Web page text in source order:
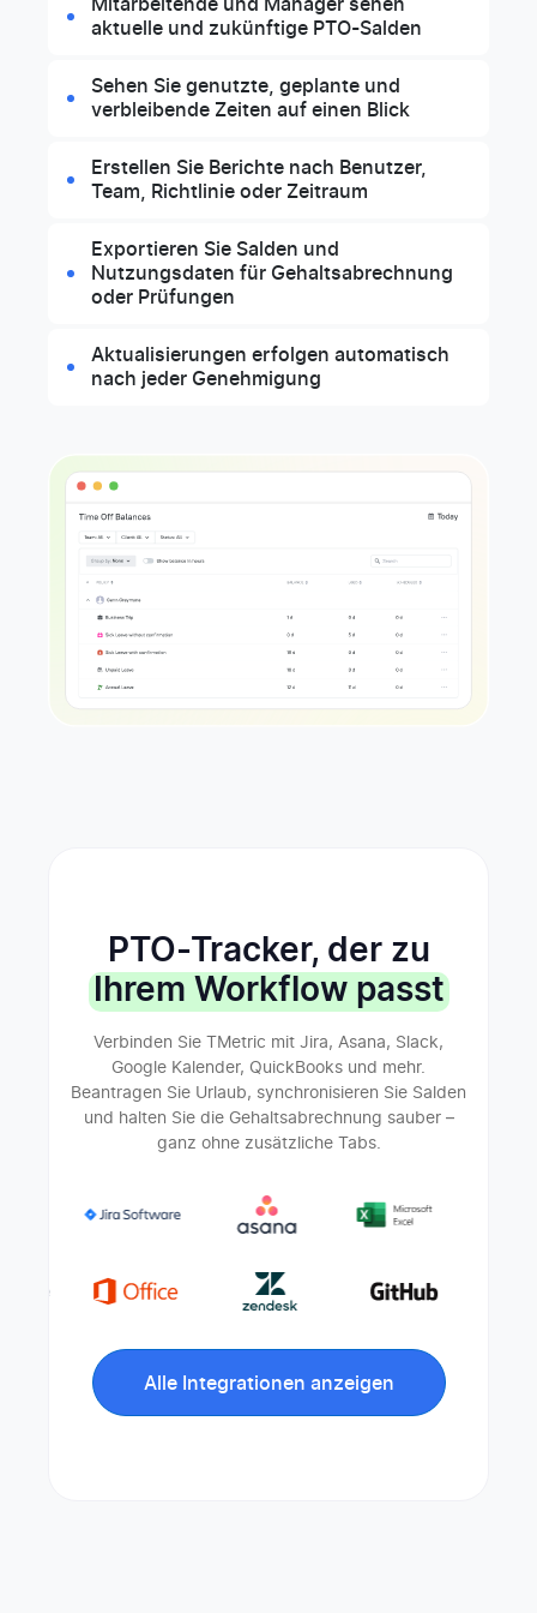
Mitarbeitende und Manager sehen
aktuelle und zukünftige PTO-Salden
Sehen Sie genutzte, geplante und
verbleibende Zeiten auf einen Blick
Erstellen Sie Berichte nach Benutzer,
Team, Richtlinie oder Zeitraum
Exportieren Sie Salden und
Nutzungsdaten für Gehaltsabrechnung
oder Prüfungen
Aktualisierungen erfolgen automatisch
nach jeder Genehmigung
PTO-Tracker, der zu
Ihrem Workflow passt
Verbinden Sie TMetric mit Jira, Asana, Slack,
Google Kalender, QuickBooks und mehr.
Beantragen Sie Urlaub, synchronisieren Sie Salden
und halten Sie die Gehaltsabrechnung sauber –
ganz ohne zusätzliche Tabs.
Alle Integrationen anzeigen